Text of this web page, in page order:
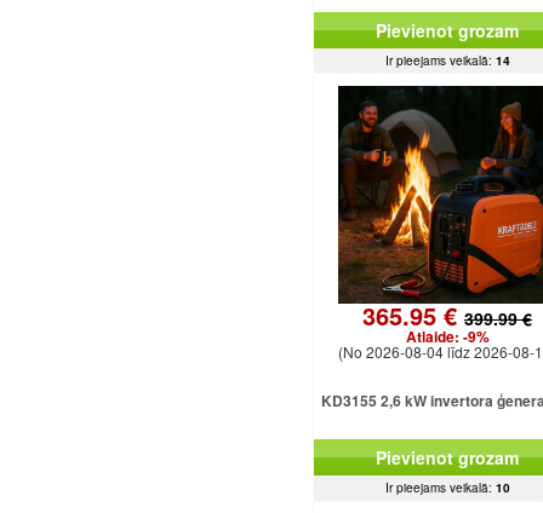
Pievienot grozam
Ir pieejams veikalā: 14
365.95 €399.99 €
Atlaide: -9%
(No 2026-08-04 līdz 2026-08-
KD3155 2,6 kW invertora
Pievienot grozam
Ir pieejams veikalā: 10